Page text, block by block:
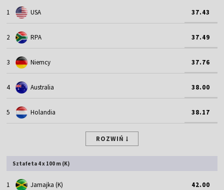
1 USA 37.43
2 RPA 37.49
3 Niemcy 37.76
4 Australia 38.00
5 Holandia 38.17
ROZWIŃ
Sztafeta 4 x 100 m (K)
1 Jamajka (K) 42.00